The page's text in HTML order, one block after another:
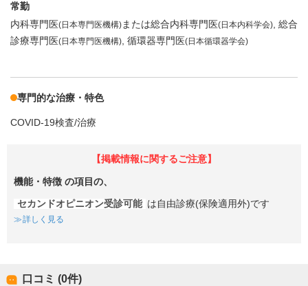
常勤
内科専門医(日本専門医機構)または総合内科専門医(日本内科学会) 総合
診療専門医(日本専門医機構) 循環器専門医(日本循環器学会)
専門的な治療・特色
COVID-19検査/治療
【掲載情報に関するご注意】
機能・特徴 の項目の、
セカンドオピニオン受診可能 は自由診療(保険適用外)です
詳しく見る
口コミ (0件)